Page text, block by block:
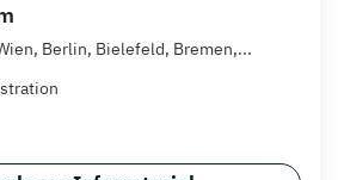
Berlin, Bielefeld, Bremen,...